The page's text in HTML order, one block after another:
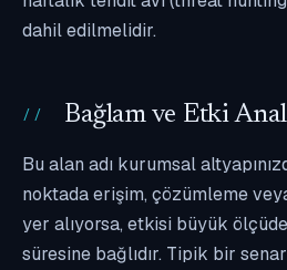
dahil edilmelidir.
Bağlam ve Etki
Bu alan adı kurumsal
noktada erişim, çözümleme
yer alıyorsa, etkisi büyük
süresine bağlıdır. Tipik bir